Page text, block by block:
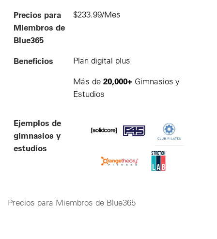
Precios para Miembros de Blue365
Precios para
Miembros de
Blue365
$233.99/Mes
Beneficios Plan digital plus
Más de 20,000+Gimnasios y
Estudios
Ejemplos de
gimnasios y
estudios